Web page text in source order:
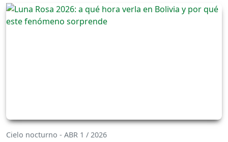
Cielo nocturno - ABR 1 / 2026